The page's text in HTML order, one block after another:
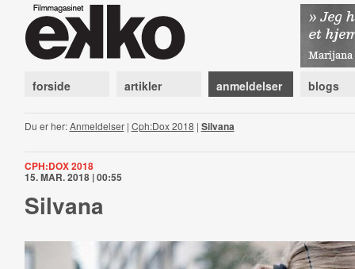
forside artikler anmeldelser blogs
Du er her:Anmeldelser| Cph:Dox 2018 | Silvana
CPH:DOX 2018
15. MAR. 2018 | 00:55
Silvana